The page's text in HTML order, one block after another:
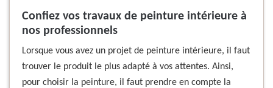
Confiez vos travaux de peinture intérieure à
nos professionnels
Lorsque vous avez un projet de peinture intérieure, il faut
trouver le produit le plus adapté à vos attentes. Ainsi,
pour choisir la peinture, il faut prendre en compte la